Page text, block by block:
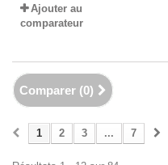
Ajouter au
comparateur
Comparer (0)
1 2 3 ... 7